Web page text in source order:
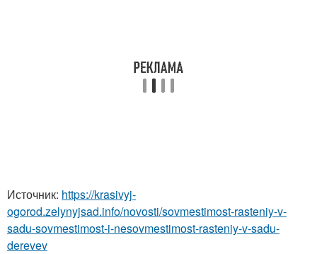
Источник: https://krasivyj-
ogorod.zelynyjsad.info/novosti/sovmestimost-rasteniy-v-
sadu-sovmestimost-i-nesovmestimost-rasteniy-v-sadu-
derevev